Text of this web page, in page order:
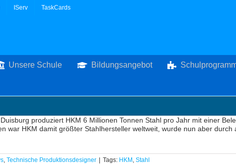
IServ TaskCards
Unsere Schule Bildungsangebot
produziert HKM 6 Millionen Tonnen Stahl pro Jahr mit einer
war HKM damit größter Stahlhersteller weltweit, wurde nun aber durch
, Technische Produktionsdesigner Tags: HKM , Stahl